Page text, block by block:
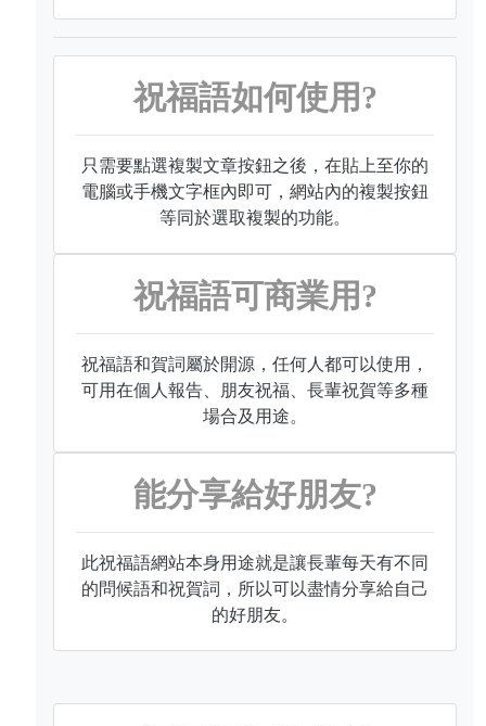
祝福語如何使用?
只需要點選複製文章按鈕之後，在貼上至你的
電腦或手機文字框內即可，網站內的複製按鈕
等同於選取複製的功能。
祝福語可商業用?
祝福語和賀詞屬於開源，任何人都可以使用，
可用在個人報告、朋友祝福、長輩祝賀等多種
場合及用途。
能分享給好朋友?
此祝福語網站本身用途就是讓長輩每天有不同
的問候語和祝賀詞，所以可以盡情分享給自己
的好朋友。